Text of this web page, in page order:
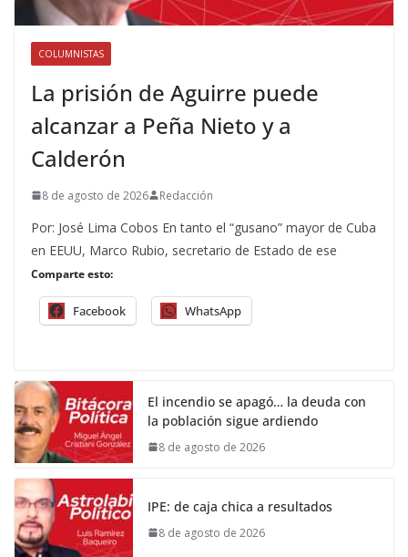
COLUMNISTAS
La prisión de Aguirre puede
alcanzar a Peña Nieto y a
Calderón
8 de agosto de 2026 Redacción
Por: José Lima Cobos En tanto el “gusano” mayor de Cuba
en EEUU, Marco Rubio, secretario de Estado de ese
Comparte esto:
Facebook WhatsApp
El incendio se apagó… la deuda con
la población sigue ardiendo
8 de agosto de 2026
IPE: de caja chica a resultados
8 de agosto de 2026